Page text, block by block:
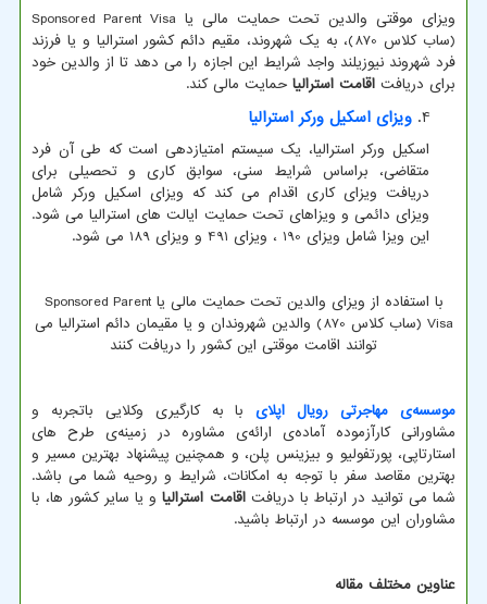
ویزای موقتی والدین تحت حمایت مالی یا Sponsored Parent Visa
(ساب کلاس 870)، به یک شهروند، مقیم دائم کشور استرالیا و یا فرزند
فرد شهروند نیوزیلند واجد شرایط این اجازه را می دهد تا از والدین خود
برای دریافت اقامت استرالیا حمایت مالی کند.
ویزای اسکیل ورکر استرالیا
اسکیل ورکر استرالیا، یک سیستم امتیازدهی است که طی آن فرد
متقاضی، براساس شرایط سنی، سوابق کاری و تحصیلی برای
دریافت ویزای کاری اقدام می کند که ویزای اسکیل ورکر شامل
ویزای دائمی و ویزاهای تحت حمایت ایالت های استرالیا می شود.
این ویزا شامل ویزای 190 ، ویزای 491 و ویزای 189 می شود.
با استفاده از ویزای والدین تحت حمایت مالی یاSponsored Parent
Visa
(ساب کلاس 870) والدین شهروندان و یا مقیمان دائم استرالیا می
توانند اقامت موقتی این کشور را دریافت کنند
موسسه‌ی مهاجرتی رویال اپلایبا به کارگیری وکلایی باتجربه و
مشاورانی کارآزموده آماده‌ی ارائه‌ی مشاوره در زمینه‌ی طرح های
استارتاپی، پورتفولیو و بیزینس پلن، و همچنین پیشنهاد بهترین مسیر و
بهترین مقاصد سفر با توجه به امکانات، شرایط و روحیه شما می باشد.
شما می توانید در ارتباط با دریافت اقامت استرالیا و یا سایر کشور ها، با
مشاوران این موسسه در ارتباط باشید.
عناوین مختلف مقاله